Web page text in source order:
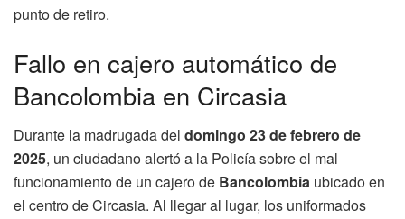
punto de retiro.
Fallo en cajero automático de
Bancolombia en Circasia
Durante la madrugada del domingo 23 de febrero de
2025, un ciudadano alertó a la Policía sobre el mal
funcionamiento de un cajero de Bancolombia ubicado en
el centro de Circasia. Al llegar al lugar, los uniformados